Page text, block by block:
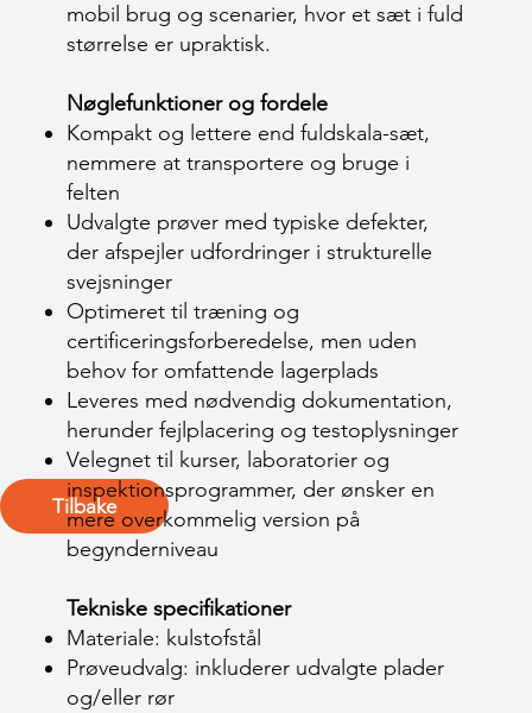
Tilbake
mobil brug og scenarier, hvor et sæt i fuld
størrelse er upraktisk.
Nøglefunktioner og fordele
Kompakt og lettere end fuldskala-sæt,
nemmere at transportere og bruge i
felten
Udvalgte prøver med typiske defekter,
der afspejler udfordringer i strukturelle
svejsninger
Optimeret til træning og
certificeringsforberedelse, men uden
behov for omfattende lagerplads
Leveres med nødvendig dokumentation,
herunder fejlplacering og testoplysninger
Velegnet til kurser, laboratorier og
inspektionsprogrammer, der ønsker en
mere overkommelig version på
begynderniveau
Tekniske specifikationer
Materiale: kulstofstål
Prøveudvalg: inkluderer udvalgte plader
og/eller rør